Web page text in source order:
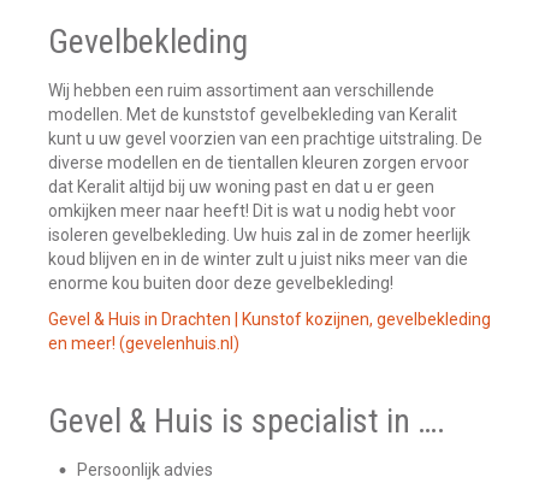
Gevelbekleding
Wij hebben een ruim assortiment aan verschillende
modellen. Met de kunststof gevelbekleding van Keralit
kunt u uw gevel voorzien van een prachtige uitstraling. De
diverse modellen en de tientallen kleuren zorgen ervoor
dat Keralit altijd bij uw woning past en dat u er geen
omkijken meer naar heeft! Dit is wat u nodig hebt voor
isoleren gevelbekleding. Uw huis zal in de zomer heerlijk
koud blijven en in de winter zult u juist niks meer van die
enorme kou buiten door deze gevelbekleding!
Gevel & Huis in Drachten | Kunstof kozijnen, gevelbekleding
en meer! (gevelenhuis.nl)
Gevel & Huis is specialist in ….
Persoonlijk advies